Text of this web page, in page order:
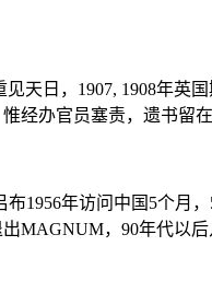
见天日，1907, 1908年英
经办官员塞责，遗书留
布1956年访问中国5个月
MAGNUM，90年代以